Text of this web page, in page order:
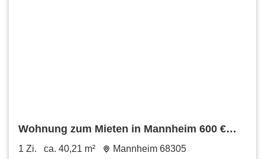
Wohnung zum Mieten in Mannheim 600 €
40.21 m²
1 Zi. ca. 40,21 m² Mannheim 68305